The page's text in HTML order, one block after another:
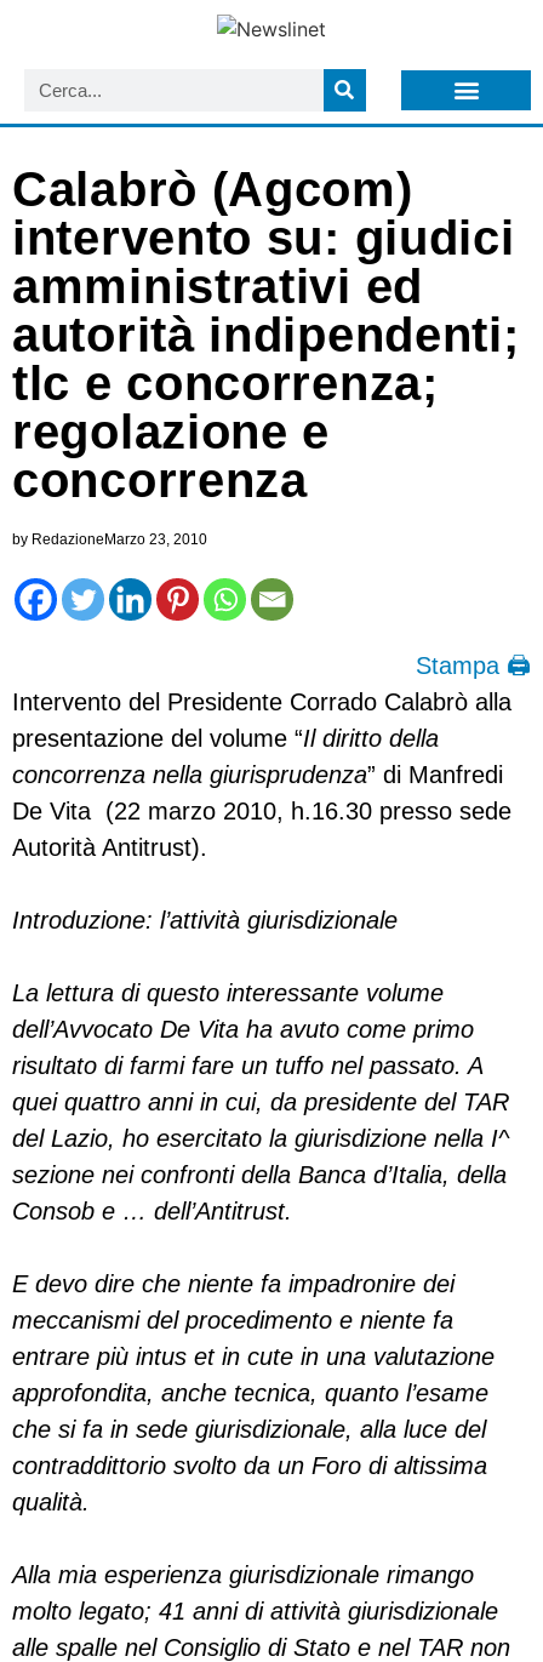
Calabrò (Agcom)
intervento su: giudici
amministrativi ed
autorità indipendenti;
tlc e concorrenza;
regolazione e
concorrenza
by RedazioneMarzo 23, 2010
Stampa 🖨
Intervento del Presidente Corrado Calabrò alla
presentazione del volume “Il diritto della
concorrenza nella giurisprudenza” di Manfredi
De Vita (22 marzo 2010, h.16.30 presso sede
Autorità Antitrust).
Introduzione: l’attività giurisdizionale
La lettura di questo interessante volume
dell’Avvocato De Vita ha avuto come primo
risultato di farmi fare un tuffo nel passato. A
quei quattro anni in cui, da presidente del TAR
del Lazio, ho esercitato la giurisdizione nella I^
sezione nei confronti della Banca d’Italia, della
Consob e … dell’Antitrust.
E devo dire che niente fa impadronire dei
meccanismi del procedimento e niente fa
entrare più intus et in cute in una valutazione
approfondita, anche tecnica, quanto l’esame
che si fa in sede giurisdizionale, alla luce del
contraddittorio svolto da un Foro di altissima
qualità.
Alla mia esperienza giurisdizionale rimango
molto legato; 41 anni di attività giurisdizionale
alle spalle nel Consiglio di Stato e nel TAR non